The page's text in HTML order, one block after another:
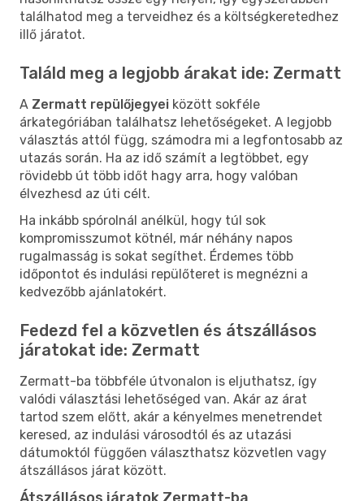
találhatod meg a terveidhez és a költségkeretedhez
illő járatot.
Találd meg a legjobb árakat ide: Zermatt
A Zermatt repülőjegyei között sokféle
árkategóriában találhatsz lehetőségeket. A legjobb
választás attól függ, számodra mi a legfontosabb az
utazás során. Ha az idő számít a legtöbbet, egy
rövidebb út több időt hagy arra, hogy valóban
élvezhesd az úti célt.
Ha inkább spórolnál anélkül, hogy túl sok
kompromisszumot kötnél, már néhány napos
rugalmasság is sokat segíthet. Érdemes több
időpontot és indulási repülőteret is megnézni a
kedvezőbb ajánlatokért.
Fedezd fel a közvetlen és átszállásos
járatokat ide: Zermatt
Zermatt-ba többféle útvonalon is eljuthatsz, így
valódi választási lehetőséged van. Akár az árat
tartod szem előtt, akár a kényelmes menetrendet
keresed, az indulási városodtól és az utazási
dátumoktól függően választhatsz közvetlen vagy
átszállásos járat között.